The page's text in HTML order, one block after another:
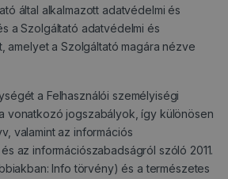
által alkalmazott adatvédelmi és
a Szolgáltató adatvédelmi és
amelyet a Szolgáltató magára nézve
a Felhasználói személyiségi
vonatkozó jogszabályok, így különösen
valamint az információs
az információszabadságról szóló 2011.
Info törvény) és a természetes